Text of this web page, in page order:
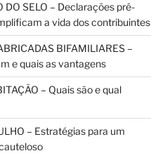
DO SELO – Declarações pré-
a vida dos contribuintes
BIFAMILIARES –
e quais as vantagens
– Quais são e qual
– Estratégias para um